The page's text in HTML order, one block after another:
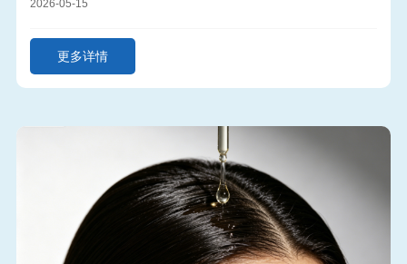
2026-05-15
更多详情